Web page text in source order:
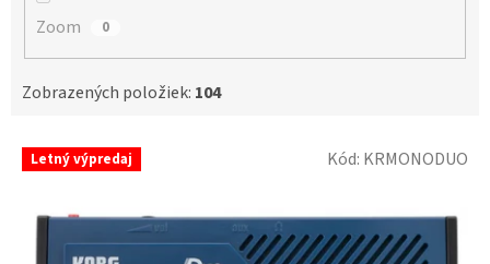
Zoom 0
Zobrazených položiek: 104
V Letný výpredaj Kód: KRMONODUO